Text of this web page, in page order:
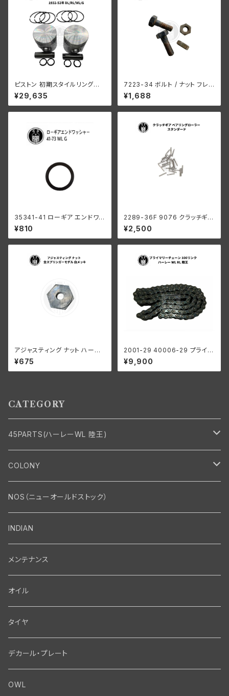
ピストン 初期スタイルリング付
き 2 個セット オープン オイル リ
ング +070" OS 1932-52年 D
L/RL/WL/G
¥29,635
7223-34 ボルト / ナット フレ
ームクランプ 2個入り ハーレー
ダビッドソン WLA WLC
¥1,688
35341-41 ローギア エンドワッ
シャー1個
¥810
2289-36F 9076 クラッチギア
ベアリングローラー 0004" オ
ーバーサイズ 44個 ハーレーダ
ビッドソン
¥2,500
アジャスティング ナット ハーレ
ーダビッドソン 全スプリンガー
モデル 白メッキ
¥675
2001-29 40006-29 プライマ
リーチェーン 100リンク ハーレ
ーダビッドソン 1929-52年 DL
WL RL 陸王
¥9,900
CATEGORY
45PARTS(ハーレーWL 陸王)
エンジン
エンジン・シリンダーヘッド
バルブ・タペット関係
エンジン関係 ビックツイン
マフラー・インテーク・キャブレター
マフラー関係
インテーク・キャブレター関係
エレクトリカル
ジェネレーター関係
ディストリビューター関係
駆動系
ドライブチェーン関係
スプロケット・ベルトドライブキット
フロントフォーク・フレーム
フロントフォーク関係
ソフテイル用 New Springer Fork
シート・サドルバッグ
シートポスト関係
ソロサドルシート関係
ハンドルバー・タンク・フェンダー
ハンドルバー関係
ホイール・ブレーキ
COLONY
Bolt・Nut
Nut
Screw
Front End・Rear End
Wheel-Brake
Fork-Shockabsorber
Motor
Motor
Carbrator
Transmission・Primary
Transmission-Shifter
Primary-clutch-Kickstarter
Gastank・Oiltank
Oilline
Gastank・Oiltank
Electrical
Electrical
TOOL
NOS（ニューオールドストック）
INDIAN
メンテナンス
オイル
タイヤ
デカール・プレート
OWL